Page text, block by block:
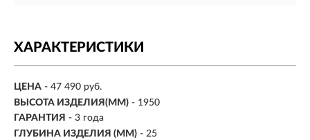
ХАРАКТЕРИСТИКИ
ЦЕНА - 47 490 руб.
ВЫСОТА ИЗДЕЛИЯ(ММ) - 1950
ГАРАНТИЯ - 3 года
ГЛУБИНА ИЗДЕЛИЯ (ММ) - 25